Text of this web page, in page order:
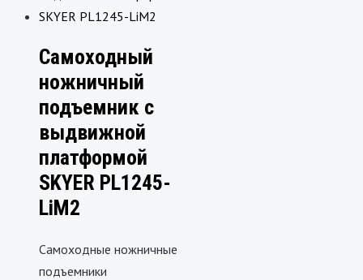
Самоходный
ножничный
подъемник с
выдвижной
платформой
SKYER PL1245-
LiM2
Самоходные ножничные
подъемники